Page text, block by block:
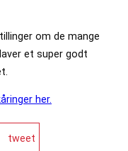
om de mange
et super godt
her.
tweet